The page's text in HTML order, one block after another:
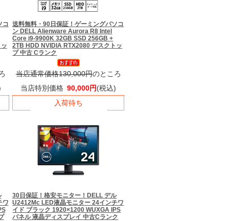
コ 送料無料・90日保証！ゲーミングパソコ
ン DELL Alienware Aurora R8 Intel
Core i9-9900K 32GB SSD 256GB +
2TB HDD NVIDIA RTX2080 デスクトッ
プ 中古 Cランク
当店通常価格130,000円のところ
当店特別価格 90,000円(税込)
入荷待ち
ワ
30日保証！格安モニター！ DELL デル
U2412Mc LED液晶モニター 24インチワ
イド ブラック 1920×1200 WUXGA IPS
パネル 液晶ディスプレイ 中古Cランク